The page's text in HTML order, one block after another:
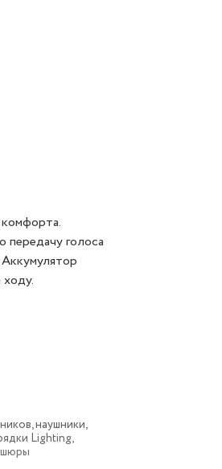
передачу голоса
наушники,
Lighting,